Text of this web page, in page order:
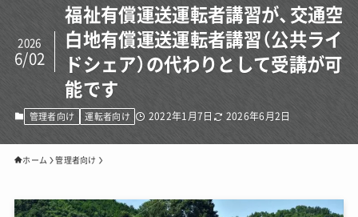
福祉有償運送運転者講習が、交通空
白地有償運送運転者講習（公共ライ
ドシェア）の代わりとして受講が可
能です
2026
6/02
管理者向け 運転者向け 2022年1月7日 2026年6月2日
ホーム 管理者向け